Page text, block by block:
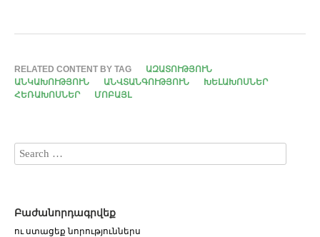
RELATED CONTENT BY TAG
ԱԶԱՏՈՒԹՅՈՒՆ
ԱՆԿԱԽՈՒԹՅՈՒՆ
ԱՆՎՏԱՆԳՈՒԹՅՈՒՆ
ԽԵԼԱԽՈՍՆԵՐ
ՀԵՌԱԽՈՍՆԵՐ
ՄՈԲԱՅԼ
Բաժանորդագրվեք
ու ստացեք նորություններս